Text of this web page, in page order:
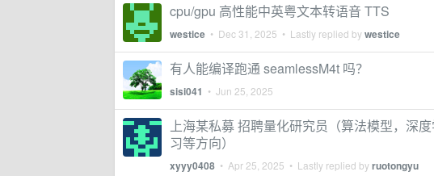
cpu/gpu 高性能中英粤文本转语音 TTS
westice • Dec 31, 2025 • Lastly replied bywestice
有人能编译跑通 seamlessM4t 吗？
sisi041 • Jun 25, 2025
上海某私募 招聘量化研究员（算法模型，深
习等方向）
xyyy0408 • Apr 25, 2025 • Lastly replied byruotongyu